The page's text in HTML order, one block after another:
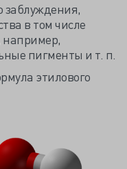
заблуждения,
в том числе
например,
пигменты и т. п.
этилового